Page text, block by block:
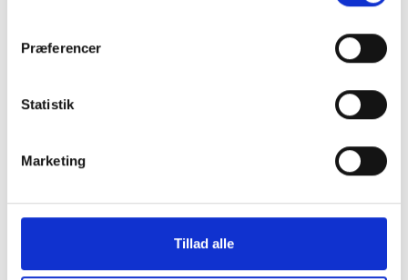
Præferencer
Statistik
Marketing
Tillad alle
os i en af vores
mange
butikker i hele
Danmark